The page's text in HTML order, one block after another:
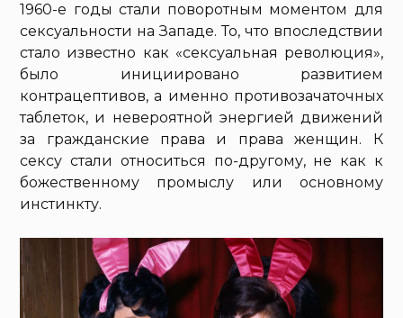
1960-е годы стали поворотным моментом для
сексуальности на Западе. То, что впоследствии
стало известно как «сексуальная революция»,
было инициировано развитием
контрацептивов, а именно противозачаточных
таблеток, и невероятной энергией движений
за гражданские права и права женщин. К
сексу стали относиться по-другому, не как к
божественному промыслу или основному
инстинкту.